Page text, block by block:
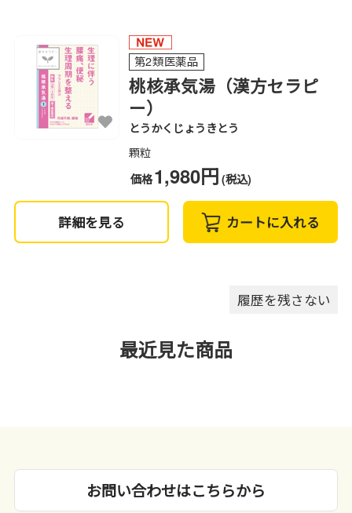
第2類医薬品
桃核承気湯（漢方セラピ
ー）
とうかくじょうきとう
顆粒
価格1,980円 (税込)
詳細を見る カートに入れる
履歴を残さない
最近見た商品
お問い合わせはこちらから